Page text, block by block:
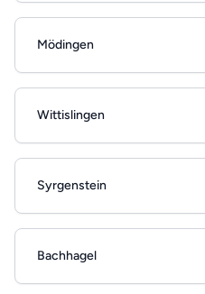
Mödingen
Wittislingen
Syrgenstein
Bachhagel